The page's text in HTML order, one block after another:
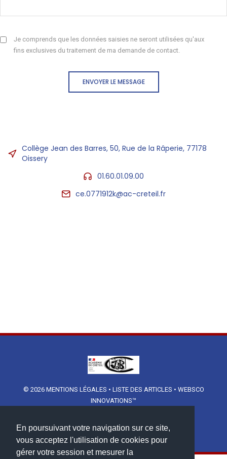
En poursuivant votre navigation sur ce site,
vous acceptez l'utilisation de cookies pour
gérer votre session et mesurer la
Je comprends que les données saisies ne seront utilisées qu'aux
fins exclusives du traitement de ma demande de contact.
ENVOYER LE MESSAGE
Collège Jean des Barres, 50, Rue de la Râperie, 77178
Oissery
01.60.01.09.00
ce.0771912k@ac-creteil.fr
© 2026 MENTIONS LÉGALES • LISTE DES ARTICLES • WEBSCO
INNOVATIONS™